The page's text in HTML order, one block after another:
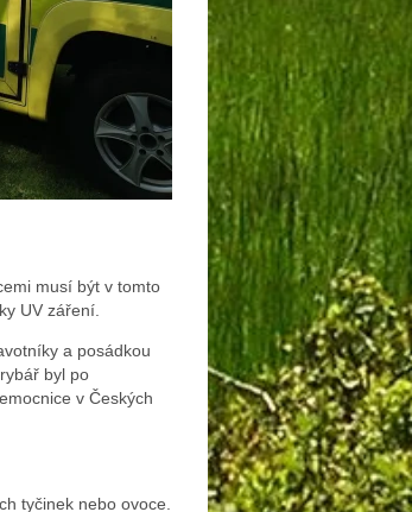
musí být v tomto
UV záření.
a posádkou
byl po
v Českých
tyčinek nebo ovoce.